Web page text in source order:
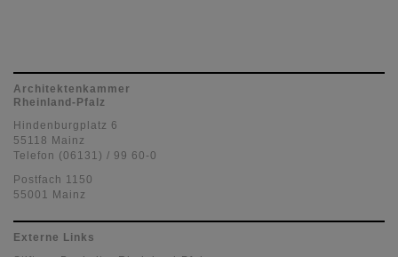
Architektenkammer
Rheinland-Pfalz
Hindenburgplatz 6
55118 Mainz
Telefon (06131) / 99 60-0
Postfach 1150
55001 Mainz
Externe Links